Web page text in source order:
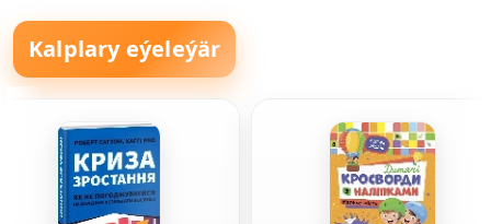
Kalplary eýeleýär